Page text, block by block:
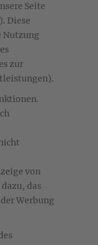
Seite
Diese
Nutzung
zur
von
das
Werbung